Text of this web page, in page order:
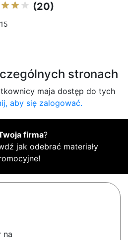
(20)
stronach
maja dostęp do tych
aby się zalogować.
firma?
jak odebrać materiały
na